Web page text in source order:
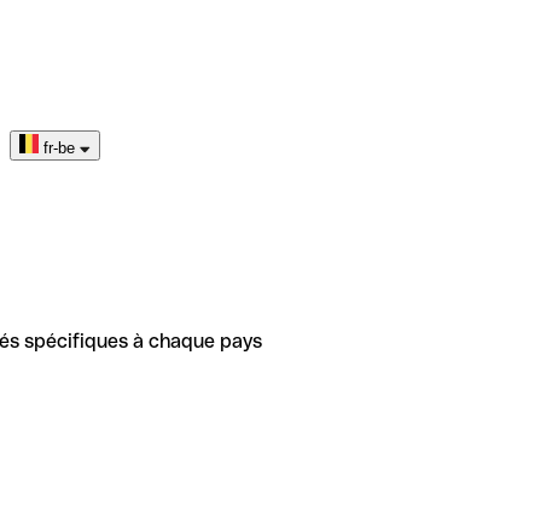
fr-be
spécifiques à chaque pays